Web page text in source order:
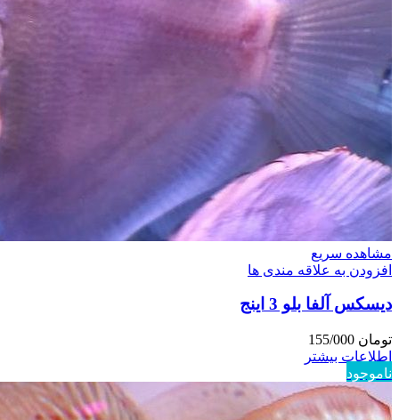
مشاهده سریع
افزودن به علاقه مندی ها
دیسکس آلفا بلو 3 اینج
تومان
اطلاعات بیشتر
ناموجود